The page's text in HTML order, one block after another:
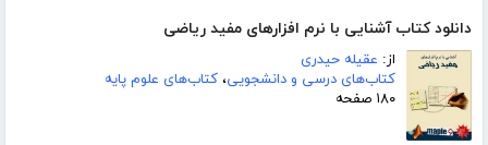
دانلود کتاب آشنایی با نرم افزارهای مفید ریاضی
از: عقیله حیدری
کتاب‌های درسی و دانشجویی، کتاب‌های علوم پایه
۱۸۰ صفحه